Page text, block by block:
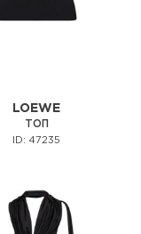
LOEWE
ТОП
ID: 47235